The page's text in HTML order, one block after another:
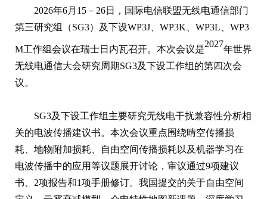
2026年6月15－26日，国际电信联盟无线电通信部门
第三研究组（SG3）及下设WP3J、WP3K、WP3L、WP3
M工作组会议在瑞士日内瓦召开。本次会议是
2027
年世界
无线电通信大会研究周期SG3及下设工作组的第四次会
议。
SG3及下设工作组主要研究无线电干扰兼容性分析相
关的电波传播建议书。本次会议重点围绕晴空传播损
耗、地物附加损耗、自由空间传播损耗以及机器学习在
电波传播中的应用等议题展开讨论，审议通过9项建议
书、2项报告和1项手册修订。我国提交的关于自由空间